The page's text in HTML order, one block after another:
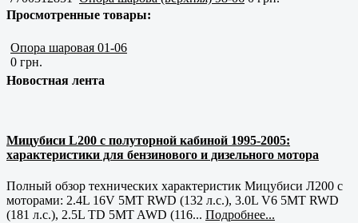
Просмотренные товары:
Опора шаровая 01-06
0 грн.
Новостная лента
Мицубиси L200 с полуторной кабиной 1995-2005:
характеристики для бензинового и дизельного мотора
Полный обзор технических характеристик Мицубиси Л200 с
моторами: 2.4L 16V 5MT RWD (132 л.с.), 3.0L V6 5MT RWD
(181 л.с.), 2.5L TD 5MT AWD (116... Подробнее...